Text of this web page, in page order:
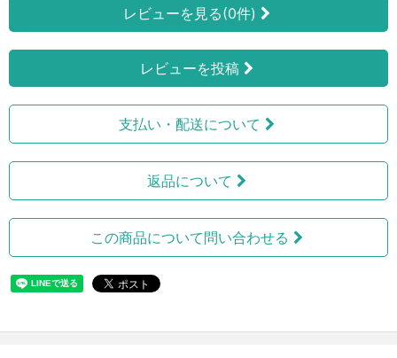
レビューを見る(0件)
レビューを投稿
支払い・配送について
返品について
この商品について問い合わせる